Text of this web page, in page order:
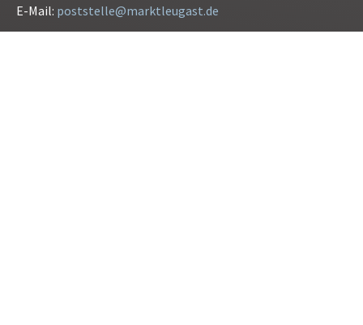
E-Mail: poststelle@marktleugast.de